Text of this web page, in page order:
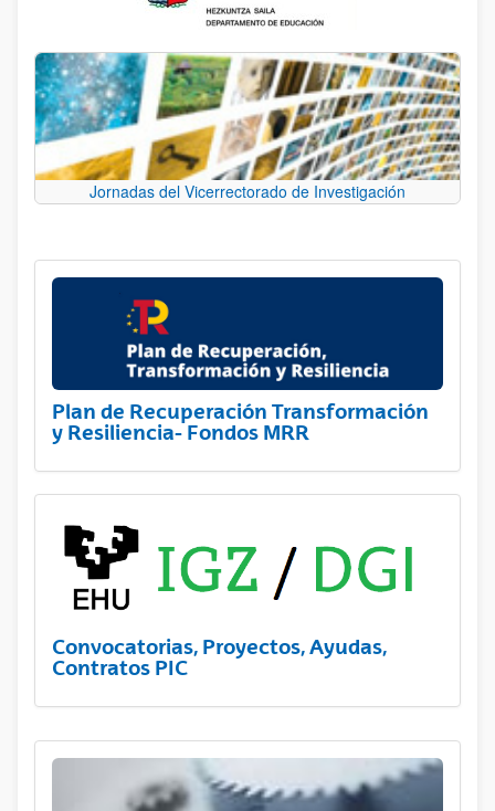
Jornadas del Vicerrectorado de Investigación
Plan de Recuperación Transformación
y Resiliencia- Fondos MRR
Convocatorias, Proyectos, Ayudas,
Contratos PIC